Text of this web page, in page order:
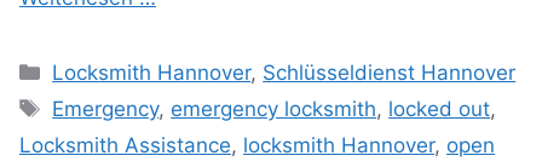
Kategorien
Locksmith Hannover, Schlüsseldienst Hannover
Schlagwörter
Emergency, emergency locksmith, locked out,
Locksmith Assistance, locksmith Hannover, open